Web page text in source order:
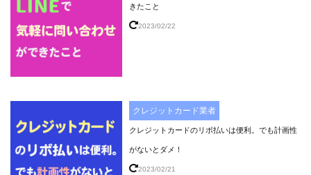
きたこと
2023/02/22
クレジットカード業者
クレジットカードのリボ払いは便利。でも計画性
がないとダメ！
2023/02/21